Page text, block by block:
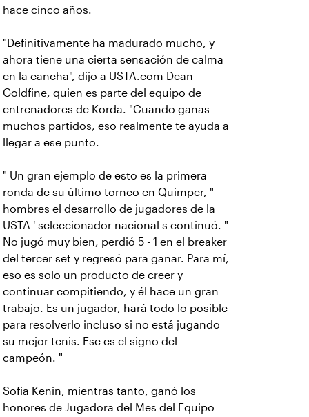
hace cinco años.
"Definitivamente ha madurado mucho, y
ahora tiene una cierta sensación de calma
en la cancha", dijo a USTA.com Dean
Goldfine, quien es parte del equipo de
entrenadores de Korda. "Cuando ganas
muchos partidos, eso realmente te ayuda a
llegar a ese punto.
" Un gran ejemplo de esto es la primera
ronda de su último torneo en Quimper, "
hombres el desarrollo de jugadores de la
USTA ' seleccionador nacional s continuó. "
No jugó muy bien, perdió 5 - 1 en el breaker
del tercer set y regresó para ganar. Para mí,
eso es solo un producto de creer y
continuar compitiendo, y él hace un gran
trabajo. Es un jugador, hará todo lo posible
para resolverlo incluso si no está jugando
su mejor tenis. Ese es el signo del
campeón. "
Sofia Kenin, mientras tanto, ganó los
honores de Jugadora del Mes del Equipo